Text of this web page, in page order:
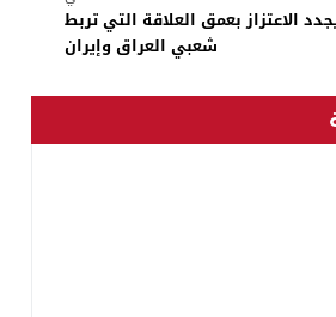
الاعتزاز بعمق العلاقة التي تربط
شعبي العراق وإيران